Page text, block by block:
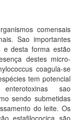
comensais
Sao importantes
e desta forma estão
destes micro-
coagula-se
tem potencial
sao
sendo submetidas
do leite. Os
estafilococica são